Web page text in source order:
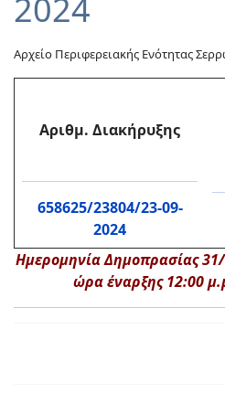
2024
Αρχείο Περιφερειακής Ενότητας
Αριθμ. Διακήρυξης
658625/23804/23-09-
2024
Ημερομηνία Δημοπρασίας
ώρα έναρξης 12:00